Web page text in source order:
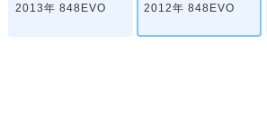
2013年 848EVO 2012年 848EVO